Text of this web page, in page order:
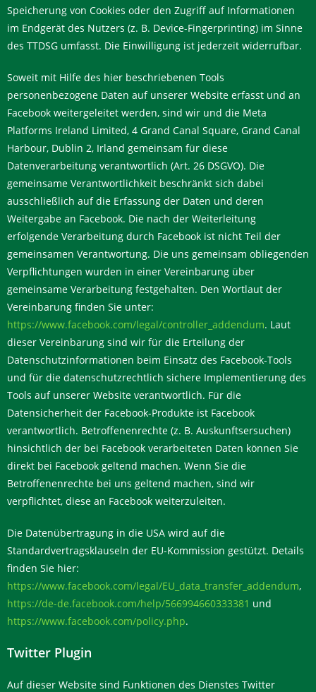
Speicherung von Cookies oder den Zugriff auf Informationen
im Endgerät des Nutzers (z. B. Device-Fingerprinting) im Sinne
des TTDSG umfasst. Die Einwilligung ist jederzeit widerrufbar.
Soweit mit Hilfe des hier beschriebenen Tools
personenbezogene Daten auf unserer Website erfasst und an
Facebook weitergeleitet werden, sind wir und die Meta
Platforms Ireland Limited, 4 Grand Canal Square, Grand Canal
Harbour, Dublin 2, Irland gemeinsam für diese
Datenverarbeitung verantwortlich (Art. 26 DSGVO). Die
gemeinsame Verantwortlichkeit beschränkt sich dabei
ausschließlich auf die Erfassung der Daten und deren
Weitergabe an Facebook. Die nach der Weiterleitung
erfolgende Verarbeitung durch Facebook ist nicht Teil der
gemeinsamen Verantwortung. Die uns gemeinsam obliegenden
Verpflichtungen wurden in einer Vereinbarung über
gemeinsame Verarbeitung festgehalten. Den Wortlaut der
Vereinbarung finden Sie unter:
https://www.facebook.com/legal/controller_addendum. Laut
dieser Vereinbarung sind wir für die Erteilung der
Datenschutzinformationen beim Einsatz des Facebook-Tools
und für die datenschutzrechtlich sichere Implementierung des
Tools auf unserer Website verantwortlich. Für die
Datensicherheit der Facebook-Produkte ist Facebook
verantwortlich. Betroffenenrechte (z. B. Auskunftsersuchen)
hinsichtlich der bei Facebook verarbeiteten Daten können Sie
direkt bei Facebook geltend machen. Wenn Sie die
Betroffenenrechte bei uns geltend machen, sind wir
verpflichtet, diese an Facebook weiterzuleiten.
Die Datenübertragung in die USA wird auf die
Standardvertragsklauseln der EU-Kommission gestützt. Details
finden Sie hier:
https://www.facebook.com/legal/EU_data_transfer_addendum,
https://de-de.facebook.com/help/566994660333381 und
https://www.facebook.com/policy.php.
Twitter Plugin
Auf dieser Website sind Funktionen des Dienstes Twitter